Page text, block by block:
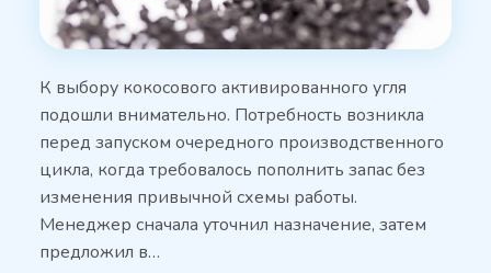
К выбору кокосового активированного угля
подошли внимательно. Потребность возникла
перед запуском очередного производственного
цикла, когда требовалось пополнить запас без
изменения привычной схемы работы.
Менеджер сначала уточнил назначение, затем
предложил в…